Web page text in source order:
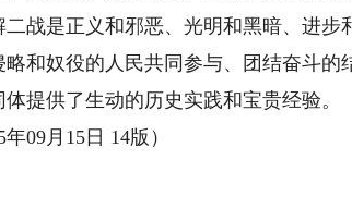
战是正义和邪恶、光明和黑暗、进步
和奴役的人民共同参与、团结奋斗的
提供了生动的历史实践和宝贵经验。
月15日 14版）